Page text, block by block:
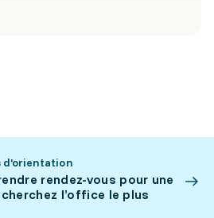
rendez-vous pour une
l’office le plus